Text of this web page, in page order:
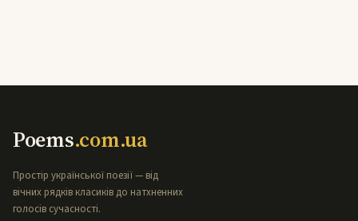
Poems.com.ua
Простір української поезії — від
вічних рядків класиків до натхненних
голосів сучасності.